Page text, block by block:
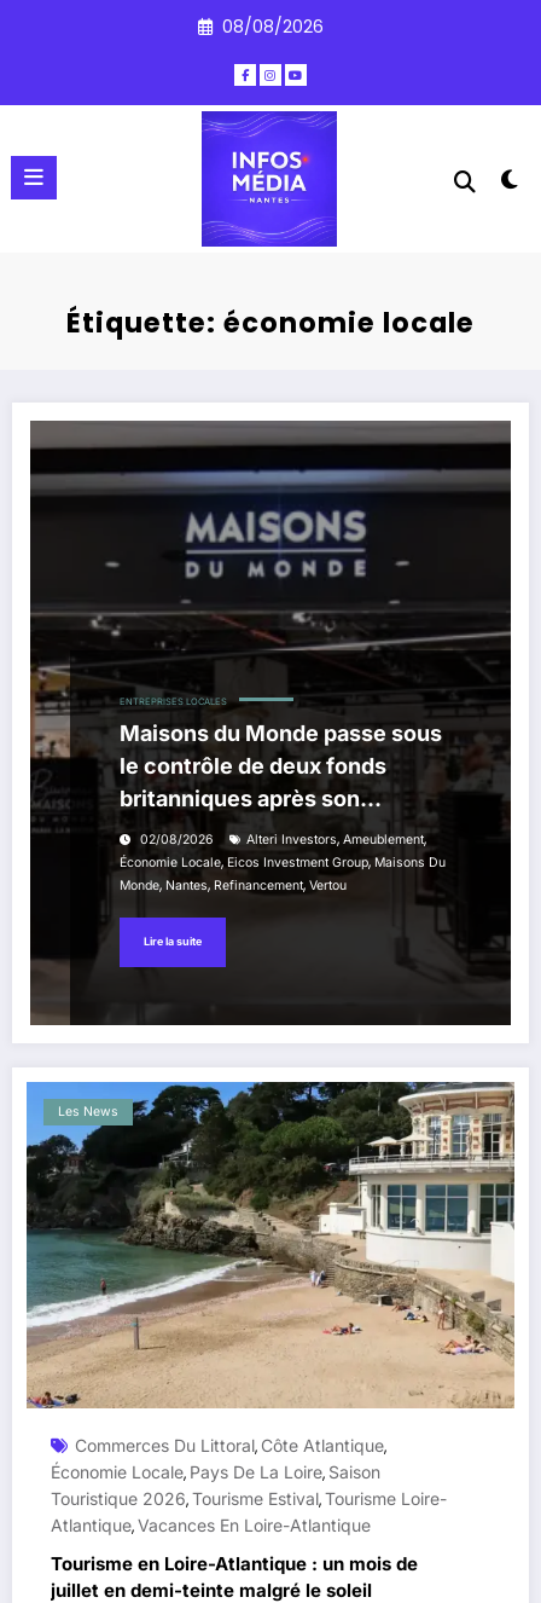
08/08/2026
Étiquette: économie locale
ENTREPRISES LOCALES
Maisons du Monde passe sous
le contrôle de deux fonds
britanniques après son
refinancement
02/08/2026 Alteri Investors, Ameublement,
Économie Locale, Eicos Investment Group, Maisons Du
Monde, Nantes, Refinancement, Vertou
Lire la suite
Les News
Commerces Du Littoral, Côte Atlantique,
Économie Locale, Pays De La Loire, Saison
Touristique 2026,Tourisme Estival,Tourisme Loire-
Atlantique,Vacances En Loire-Atlantique
Tourisme en Loire-Atlantique : un mois de
juillet en demi-teinte malgré le soleil